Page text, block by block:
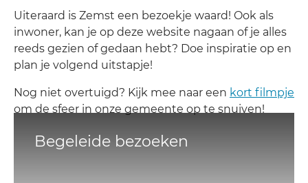
Uiteraard is Zemst een bezoekje waard! Ook als
inwoner, kan je op deze website nagaan of je alles
reeds gezien of gedaan hebt? Doe inspiratie op en
plan je volgend uitstapje!
Nog niet overtuigd? Kijk mee naar een kort filmpje
om de sfeer in onze gemeente op te snuiven!
A tot Z
Begeleide bezoeken